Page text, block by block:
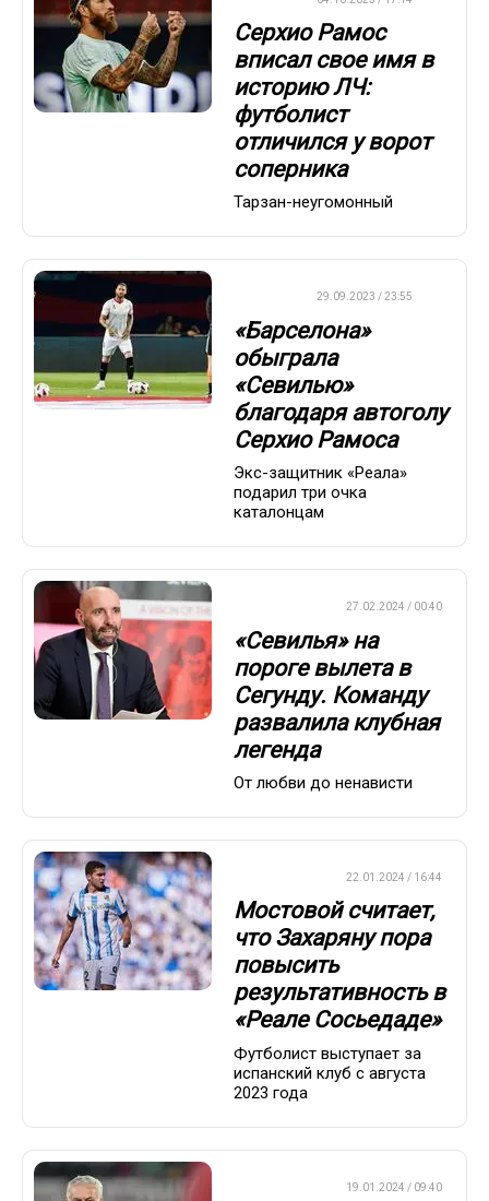
Серхио Рамос
вписал свое имя в
историю ЛЧ:
футболист
отличился у ворот
соперника
Тарзан-неугомонный
29.09.2023 / 23:55
«Барселона»
обыграла
«Севилью»
благодаря автоголу
Серхио Рамоса
Экс-защитник «Реала»
подарил три очка
каталонцам
27.02.2024 / 00:40
«Севилья» на
пороге вылета в
Сегунду. Команду
развалила клубная
легенда
От любви до ненависти
22.01.2024 / 16:44
Мостовой считает,
что Захаряну пора
повысить
результативность в
«Реале Сосьедаде»
Футболист выступает за
испанский клуб с августа
2023 года
19.01.2024 / 09:40